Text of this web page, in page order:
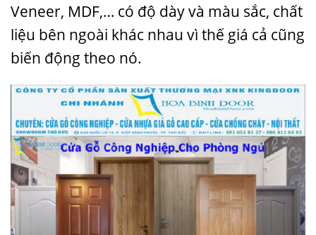
Veneer, MDF,… có độ dày và màu sắc, chất
liệu bên ngoài khác nhau vì thế giá cả cũng
biến động theo nó.